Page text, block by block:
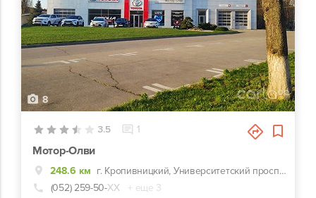
8
3.5 1
Мотор-Олви
248.6 км
г. Кропивницкий, Университетский проспект, 3а
(052) 259-50-ХХ
+ еще 3